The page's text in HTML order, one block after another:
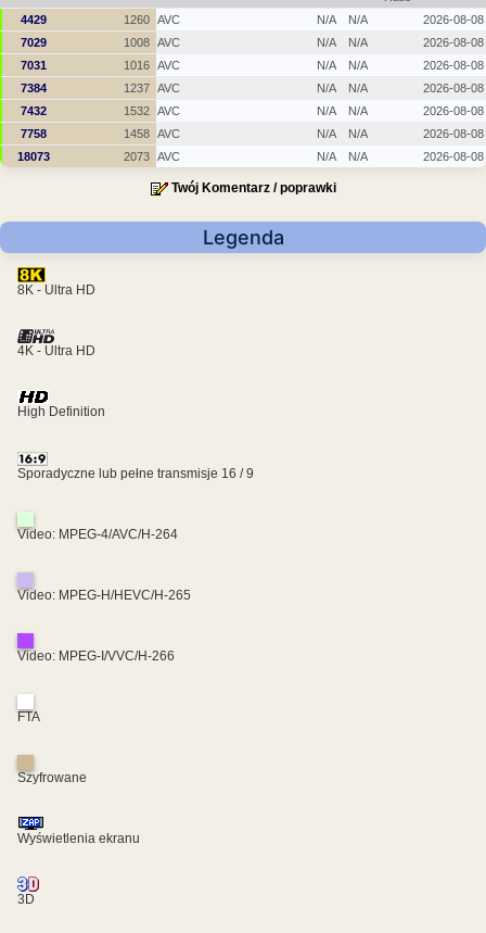
4429
1260 AVC N/A N/A
2026-08-08
7029
1008 AVC N/A N/A
2026-08-08
7031
1016 AVC N/A N/A
2026-08-08
7384
1237 AVC N/A N/A
2026-08-08
7432
1532 AVC N/A N/A
2026-08-08
7758
1458 AVC N/A N/A
2026-08-08
18073
2073 AVC N/A N/A 2026-08-08
Twój Komentarz / poprawki
Legenda
8K - Ultra HD
4K - Ultra HD
High Definition
Sporadyczne lub pełne transmisje 16 / 9
Video: MPEG-4/AVC/H-264
Video: MPEG-H/HEVC/H-265
Video: MPEG-I/VVC/H-266
FTA
Szyfrowane
Wyświetlenia ekranu
3D